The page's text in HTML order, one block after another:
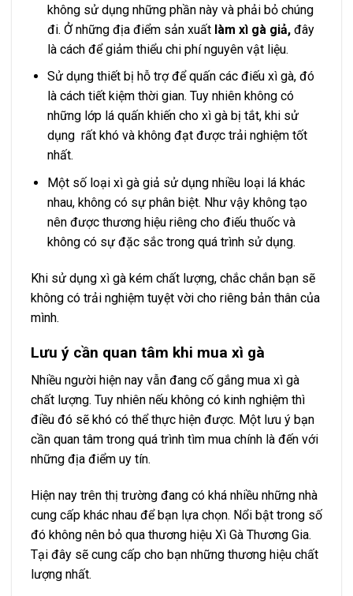
không sử dụng những phần này và phải bỏ chúng
đi. Ở những địa điểm sản xuất làm xì gà giả,đây
là cách để giảm thiểu chi phí nguyên vật liệu.
Sử dụng thiết bị hỗ trợ để quấn các điếu xì gà, đó
là cách tiết kiệm thời gian. Tuy nhiên không có
những lớp lá quấn khiến cho xì gà bị tắt, khi sử
dụng rất khó và không đạt được trải nghiệm tốt
nhất.
Một số loại xì gà giả sử dụng nhiều loại lá khác
nhau, không có sự phân biệt. Như vậy không tạo
nên được thương hiệu riêng cho điếu thuốc và
không có sự đặc sắc trong quá trình sử dụng.
Khi sử dụng xì gà kém chất lượng, chắc chắn bạn sẽ
không có trải nghiệm tuyệt vời cho riêng bản thân của
mình.
Lưu ý cần quan tâm khi mua xì gà
Nhiều người hiện nay vẫn đang cố gắng mua xì gà
chất lượng. Tuy nhiên nếu không có kinh nghiệm thì
điều đó sẽ khó có thể thực hiện được. Một lưu ý bạn
cần quan tâm trong quá trình tìm mua chính là đến với
những địa điểm uy tín.
Hiện nay trên thị trường đang có khá nhiều những nhà
cung cấp khác nhau để bạn lựa chọn. Nổi bật trong số
đó không nên bỏ qua thương hiệu Xì Gà Thương Gia.
Tại đây sẽ cung cấp cho bạn những thương hiệu chất
lượng nhất.